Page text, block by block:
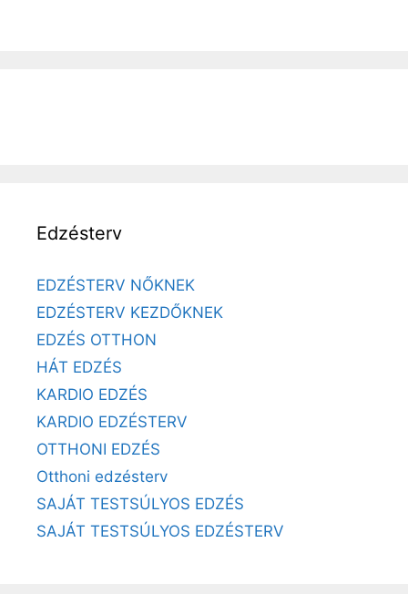
Edzésterv
EDZÉSTERV NŐKNEK
EDZÉSTERV KEZDŐKNEK
EDZÉS OTTHON
HÁT EDZÉS
KARDIO EDZÉS
KARDIO EDZÉSTERV
OTTHONI EDZÉS
Otthoni edzésterv
SAJÁT TESTSÚLYOS EDZÉS
SAJÁT TESTSÚLYOS EDZÉSTERV